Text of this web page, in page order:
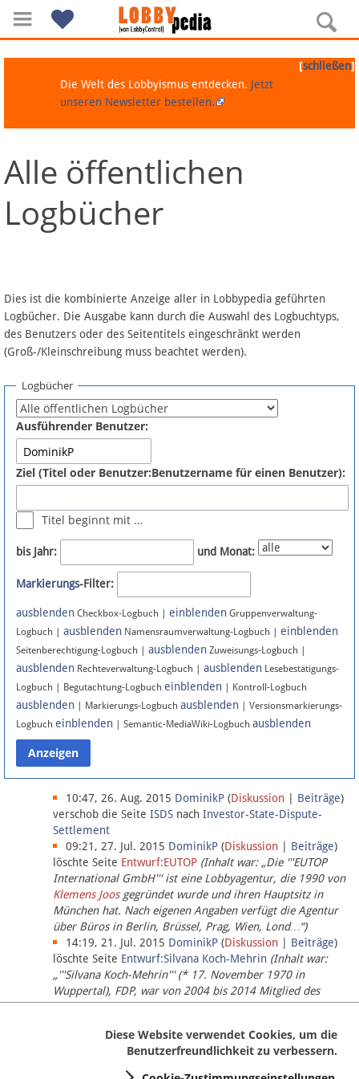
Navigation
Über Lobbypedia
Artikel nach Kategorien
FAQ
Fördermitglied werden
Fehler melden
Newsletter
Bluesky
Facebook
Instagram
Anmelden
Datenschutz
Über Lobbypedia
Impressum
[schließen]
Die Welt des Lobbyismus entdecken. Jetzt
unseren Newsletter bestellen.
Alle öffentlichen
Logbücher
Dies ist die kombinierte Anzeige aller in Lobbypedia geführten
Logbücher. Die Ausgabe kann durch die Auswahl des Logbuchtyps,
des Benutzers oder des Seitentitels eingeschränkt werden
(Groß-/Kleinschreibung muss beachtet werden).
Logbücher
Ausführender Benutzer:
Ziel (Titel oder Benutzer:Benutzername für einen Benutzer):
Titel beginnt mit …
bis Jahr: und Monat:
Markierungs-Filter:
ausblenden Checkbox-Logbuch | einblenden Gruppenverwaltung-
Logbuch | ausblenden Namensraumverwaltung-Logbuch | einblenden
Seitenberechtigung-Logbuch | ausblenden Zuweisungs-Logbuch |
ausblenden Rechteverwaltung-Logbuch | ausblenden Lesebestätigungs-
Logbuch | Begutachtung-Logbuch einblenden | Kontroll-Logbuch
ausblenden | Markierungs-Logbuch ausblenden | Versionsmarkierungs-
Logbuch einblenden | Semantic-MediaWiki-Logbuch ausblenden
10:47, 26. Aug. 2015 DominikP (Diskussion Beiträge)
verschob die Seite ISDS nach Investor-State-Dispute-
Settlement
09:21, 27. Jul. 2015 DominikP (Diskussion Beiträge)
löschte Seite Entwurf:EUTOP (Inhalt war: „Die '''EUTOP
International GmbH''' ist eine Lobbyagentur, die 1990 von
Klemens Joosgegründet wurde und ihren Hauptsitz in
München hat. Nach eigenen Angaben verfügt die Agentur
über Büros in Berlin, Brüssel, Prag, Wien, Lond…“)
14:19, 21. Jul. 2015 DominikP (Diskussion Beiträge)
löschte Seite Entwurf:Silvana Koch-Mehrin (Inhalt war:
„'''Silvana Koch-Mehrin''' (* 17. November 1970 in
Wuppertal), FDP, war von 2004 bis 2014 Mitglied des
Europäischen Parlaments, seit November 2014 ist sie für
Diese Website verwendet Cookies, um die
Benutzerfreundlichkeit zu verbessern.